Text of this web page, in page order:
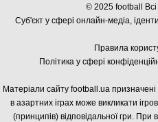
© 2025 football
Суб'єкт у сфері онлайн-медіа, і
Правила
Політика у сфері
Матеріали сайту football.ua
в азартних іграх може викликати
(принципів) відповідальної гри.